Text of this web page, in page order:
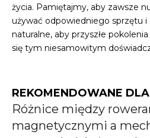
życia. Pamiętajmy, aby zawsze
używać odpowiedniego sprzętu i
naturalne, aby przyszłe
się tym niesamowitym
REKOMENDOWANE
Różnice między
magnetycznymi a